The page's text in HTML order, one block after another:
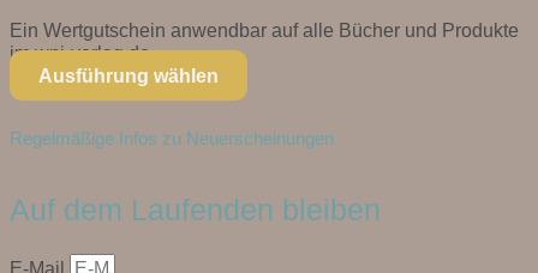
Ein Wertgutschein anwendbar auf alle Bücher und Produkte
im wnj-verlag.de...
Ausführung wählen
Regelmäßige Infos zu Neuerscheinungen
Auf dem Laufenden bleiben
E-Mail